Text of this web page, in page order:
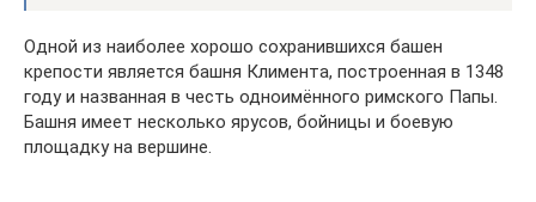
Одной из наиболее хорошо сохранившихся башен
крепости является башня Климента, построенная в 1348
году и названная в честь одноимённого римского Папы.
Башня имеет несколько ярусов, бойницы и боевую
площадку на вершине.